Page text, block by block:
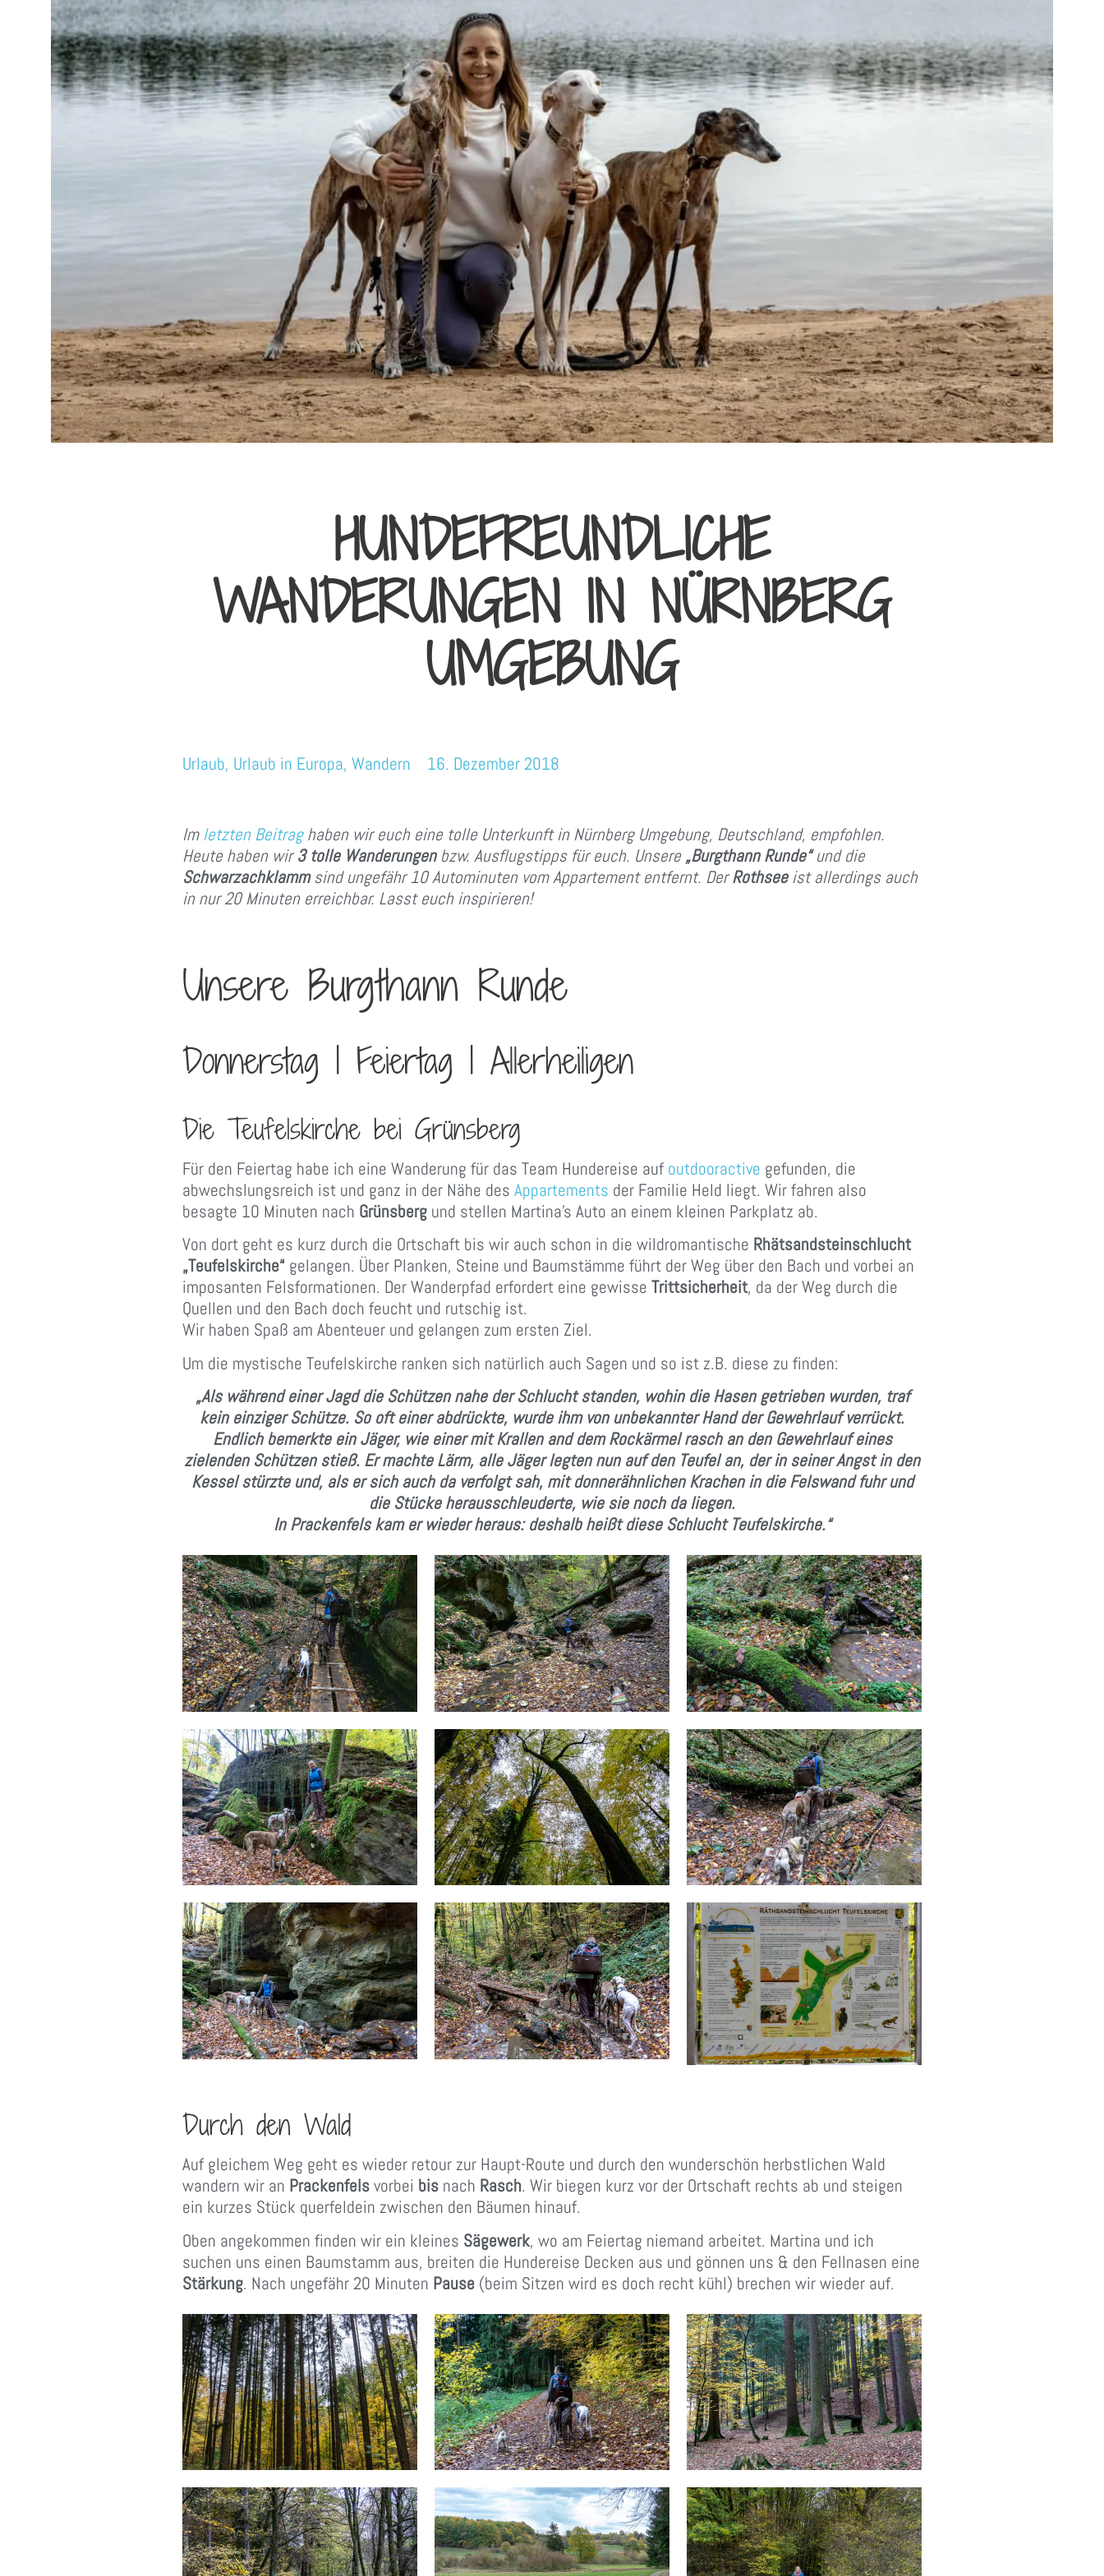
HUNDEFREUNDLICHE
WANDERUNGEN IN NÜRNBERG
UMGEBUNG
Urlaub, Urlaub in Europa, Wandern 16. Dezember 2018
Imletzten Beitraghaben wir euch eine tolle Unterkunft in Nürnberg Umgebung, Deutschland, empfohlen.
Heute haben wir3 tolle Wanderungenbzw. Ausflugstipps für euch. Unsere„Burgthann Runde“und die
Schwarzachklammsind ungefähr 10 Autominuten vom Appartement entfernt. DerRothseeist allerdings auch
in nur 20 Minuten erreichbar. Lasst euch inspirieren!
Unsere Burgthann Runde
Donnerstag | Feiertag | Allerheiligen
Die Teufelskirche bei Grünsberg
Für den Feiertag habe ich eine Wanderung für das Team Hundereise auf outdooractive gefunden, die
abwechslungsreich ist und ganz in der Nähe des Appartements der Familie Held liegt. Wir fahren also
besagte 10 Minuten nach Grünsberg und stellen Martina’s Auto an einem kleinen Parkplatz ab.
Von dort geht es kurz durch die Ortschaft bis wir auch schon in die wildromantische Rhätsandsteinschlucht
„Teufelskirche“ gelangen. Über Planken, Steine und Baumstämme führt der Weg über den Bach und vorbei an
imposanten Felsformationen. Der Wanderpfad erfordert eine gewisse Trittsicherheit, da der Weg durch die
Quellen und den Bach doch feucht und rutschig ist.
Wir haben Spaß am Abenteuer und gelangen zum ersten Ziel.
Um die mystische Teufelskirche ranken sich natürlich auch Sagen und so ist z.B. diese zu finden:
„Als während einer Jagd die Schützen nahe der Schlucht standen, wohin die Hasen getrieben wurden, traf
kein einziger Schütze. So oft einer abdrückte, wurde ihm von unbekannter Hand der Gewehrlauf verrückt.
Endlich bemerkte ein Jäger, wie einer mit Krallen and dem Rockärmel rasch an den Gewehrlauf eines
zielenden Schützen stieß. Er machte Lärm, alle Jäger legten nun auf den Teufel an, der in seiner Angst in den
Kessel stürzte und, als er sich auch da verfolgt sah, mit donnerähnlichen Krachen in die Felswand fuhr und
die Stücke herausschleuderte, wie sie noch da liegen.
In Prackenfels kam er wieder heraus: deshalb heißt diese Schlucht Teufelskirche.“
Durch den Wald
Auf gleichem Weg geht es wieder retour zur Haupt-Route und durch den wunderschön herbstlichen Wald
wandern wir an Prackenfelsvorbei bis nach Rasch. Wir biegen kurz vor der Ortschaft rechts ab und steigen
ein kurzes Stück querfeldein zwischen den Bäumen hinauf.
Oben angekommen finden wir ein kleines Sägewerk, wo am Feiertag niemand arbeitet. Martina und ich
suchen uns einen Baumstamm aus, breiten die Hundereise Decken aus und gönnen uns & den Fellnasen eine
Stärkung. Nach ungefähr 20 Minuten Pause (beim Sitzen wird es doch recht kühl) brechen wir wieder auf.